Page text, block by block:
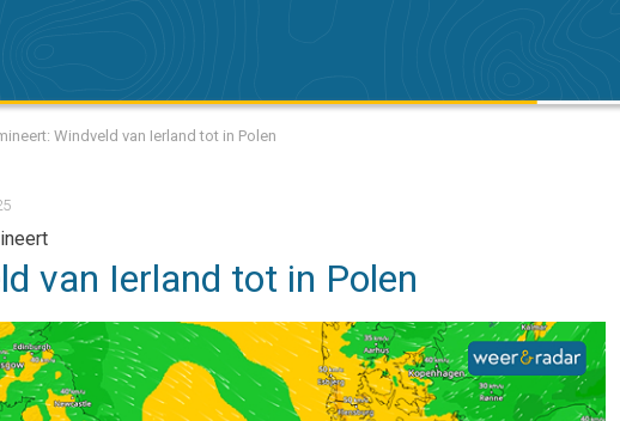
Windveld van Ierland tot in Polen
van Ierland tot in Polen